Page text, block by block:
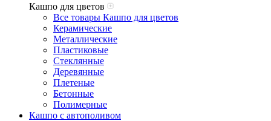
Кашпо для цветов
Все товары Кашпо для цветов
Керамические
Металлические
Пластиковые
Стеклянные
Деревянные
Плетеные
Бетонные
Полимерные
Кашпо с автополивом